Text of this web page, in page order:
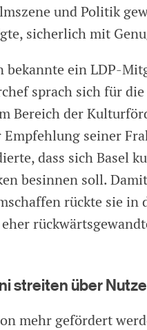
und Politik
sicherlich mit
bekannte ein LDP-
sprach sich für
Bereich der
seiner
dass sich Basel
besinnen soll.
rückte sie in
streiten über
mehr gefördert